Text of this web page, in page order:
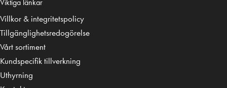
Viktiga länkar
Villkor & integritetspolicy
Tillgänglighetsredogörelse
Vårt sortiment
Kundspecifik tillverkning
Uthyrning